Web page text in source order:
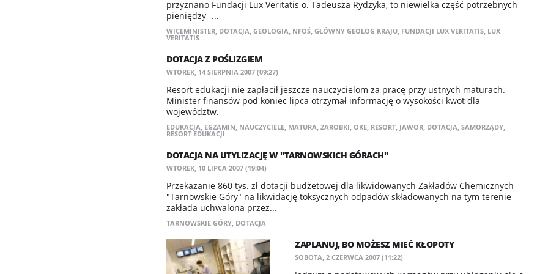
przyznano Fundacji Lux Veritatis o. Tadeusza Rydzyka, to niewielka część potrzebnych
pieniędzy -...
WICEMINISTER, DOTACJA, GEOLOGIA, NFOŚ, GŁÓWNY GEOLOG KRAJU, FUNDACJI LUX VERITATIS, LUX
VERITATIS
DOTACJA Z POŚLIZGIEM
WTOREK, 14 SIERPNIA 2007 (09:27)
Resort edukacji nie zapłacił jeszcze nauczycielom za pracę przy ustnych maturach.
Minister finansów pod koniec lipca otrzymał informację o wysokości kwot dla
województw.
EDUKACJA, EGZAMIN, NAUCZYCIELE, MATURA, ZAROBKI, OKE, RESORT, JAWOR, DOTACJA, SAMORZĄDY,
RESORT EDUKACJI
DOTACJA NA UTYLIZACJĘ W "TARNOWSKICH GÓRACH"
WTOREK, 10 LIPCA 2007 (19:04)
Przekazanie 860 tys. zł dotacji budżetowej dla likwidowanych Zakładów Chemicznych
"Tarnowskie Góry" na likwidację toksycznych odpadów składowanych na tym terenie -
zakłada uchwalona przez...
TARNOWSKIE GÓRY, DOTACJA
ZAPLANUJ, BO MOŻESZ MIEĆ KŁOPOTY
SOBOTA, 2 CZERWCA 2007 (11:22)